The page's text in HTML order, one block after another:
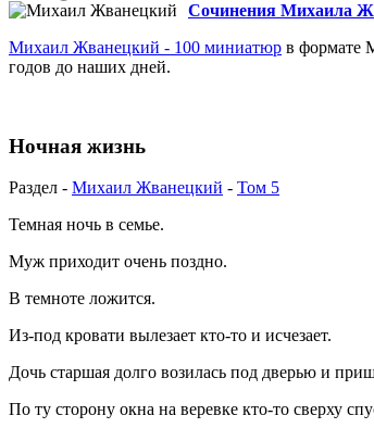
Сочинения Михаила
Михаил Жванецкий - 100 миниатюр в формате
годов до наших дней.
Ночная жизнь
Раздел - Михаил Жванецкий - Том 5
Темная ночь в семье.
Муж приходит очень поздно.
В темноте ложится.
Из-под кровати вылезает кто-то и исчезает.
Дочь старшая долго возилась под дверью и
По ту сторону окна на веревке кто-то сверху